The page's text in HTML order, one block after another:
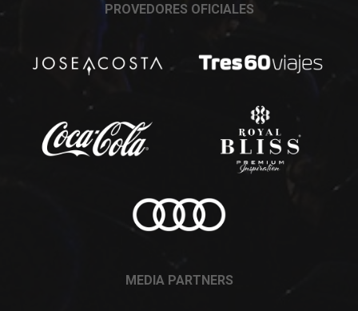
PROVEDORES OFICIALES
MEDIA PARTNERS